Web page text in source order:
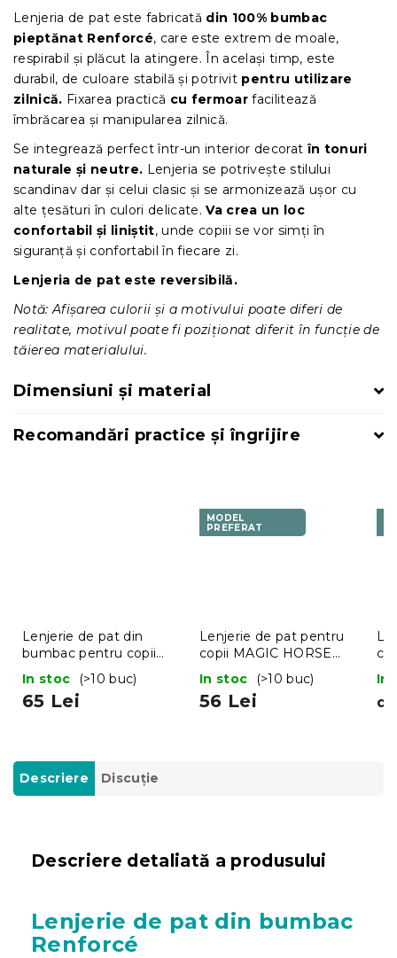
Lenjeria de pat este fabricată din 100% bumbac
pieptănat Renforcé, care este extrem de moale,
respirabil și plăcut la atingere. În același timp, este
durabil, de culoare stabilă și potrivit pentru utilizare
zilnică. Fixarea practică cu fermoar facilitează
îmbrăcarea și manipularea zilnică.
Se integrează perfect într-un interior decorat în tonuri
naturale și neutre. Lenjeria se potrivește stilului
scandinav dar și celui clasic și se armonizează ușor cu
alte țesături în culori delicate.Va crea un loc
confortabil și liniștit, unde copiii se vor simți în
siguranță și confortabil în fiecare zi.
Lenjeria de pat este reversibilă.
Notă: Afișarea culorii și a motivului poate diferi de
realitate, motivul poate fi poziționat diferit în funcție de
tăierea materialului.
Dimensiuni și material
Recomandări practice și îngrijire
Lenjerie de pat din
bumbac pentru copii
MIMONI SKATE CREW
albastru
In stoc (>10 buc)
65 Lei
MODEL
PREFERAT
Lenjerie de pat pentru
copii MAGIC HORSE
In stoc (>10 buc)
56 Lei
In
Descriere Discuţie
Descriere detaliată a produsului
Lenjerie de pat din bumbac
Renforcé